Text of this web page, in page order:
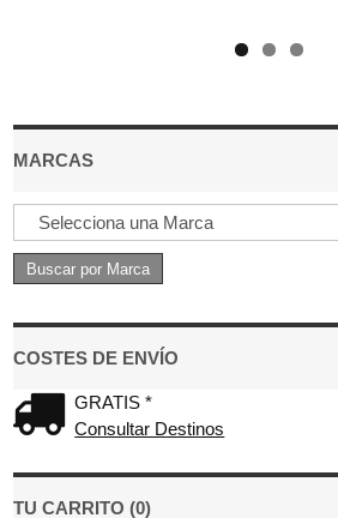
MARCAS
COSTES DE ENVÍO
GRATIS *
Consultar Destinos
TU CARRITO (0)